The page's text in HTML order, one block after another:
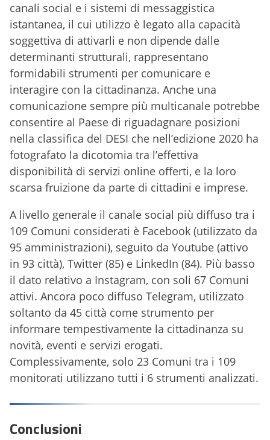
canali social e i sistemi di messaggistica
istantanea, il cui utilizzo è legato alla capacità
soggettiva di attivarli e non dipende dalle
determinanti strutturali, rappresentano
formidabili strumenti per comunicare e
interagire con la cittadinanza. Anche una
comunicazione sempre più multicanale potrebbe
consentire al Paese di riguadagnare posizioni
nella classifica del DESI che nell’edizione 2020 ha
fotografato la dicotomia tra l’effettiva
disponibilità di servizi online offerti, e la loro
scarsa fruizione da parte di cittadini e imprese.
A livello generale il canale social più diffuso tra i
109 Comuni considerati è Facebook (utilizzato da
95 amministrazioni), seguito da Youtube (attivo
in 93 città), Twitter (85) e LinkedIn (84). Più basso
il dato relativo a Instagram, con soli 67 Comuni
attivi. Ancora poco diffuso Telegram, utilizzato
soltanto da 45 città come strumento per
informare tempestivamente la cittadinanza su
novità, eventi e servizi erogati.
Complessivamente, solo 23 Comuni tra i 109
monitorati utilizzano tutti i 6 strumenti analizzati.
Conclusioni